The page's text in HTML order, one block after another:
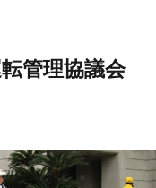
管理協議会